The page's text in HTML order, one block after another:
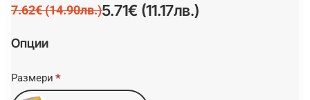
5.71€ (11.17лв.)
7.62€ (14.90лв.)
Опции
Размери